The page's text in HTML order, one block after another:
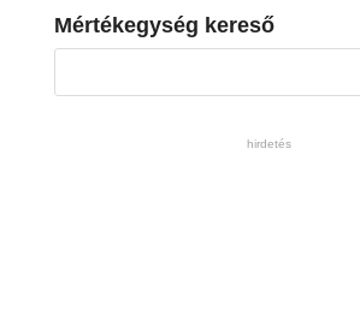
Mértékegység kereső
hirdetés